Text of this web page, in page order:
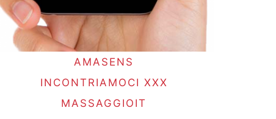
AMASENS
INCONTRIAMOCI XXX
MASSAGGIOIT